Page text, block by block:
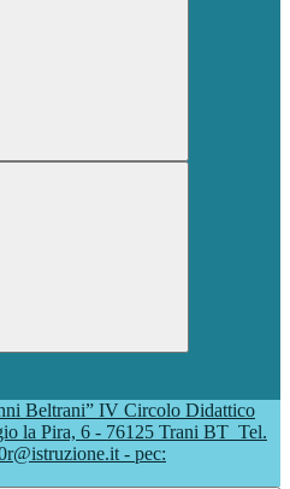
IV Circolo Didattico
la Pira, 6 - 76125 Trani BT Tel.
- pec: